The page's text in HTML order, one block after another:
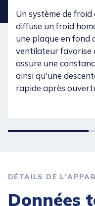
Un système de
diffuse un froid
une plaque en fond
ventilateur favorise
assure une
ainsi qu'une
rapide après
DÉTAILS DE
Données